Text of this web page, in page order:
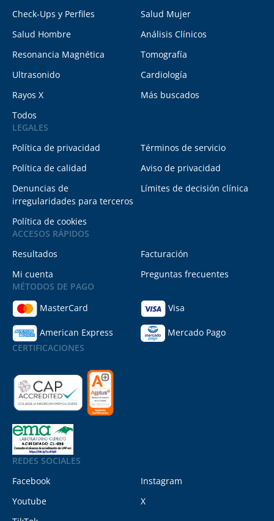
Check-Ups y Perfiles
Salud Mujer
Salud Hombre
Análisis Clínicos
Resonancia Magnética
Tomografía
Ultrasonido
Cardiología
Rayos X
Más buscados
Todos
LEGALES
Política de privacidad
Términos de servicio
Política de calidad
Aviso de privacidad
Denuncias de
irregularidades para terceros
Límites de decisión clínica
Política de cookies
ACCESOS RÁPIDOS
Resultados
Facturación
Mi cuenta
Preguntas frecuentes
MÉTODOS DE PAGO
MasterCard
Visa
American Express
Mercado Pago
CERTIFICACIONES
REDES SOCIALES
Facebook
Instagram
Youtube
X